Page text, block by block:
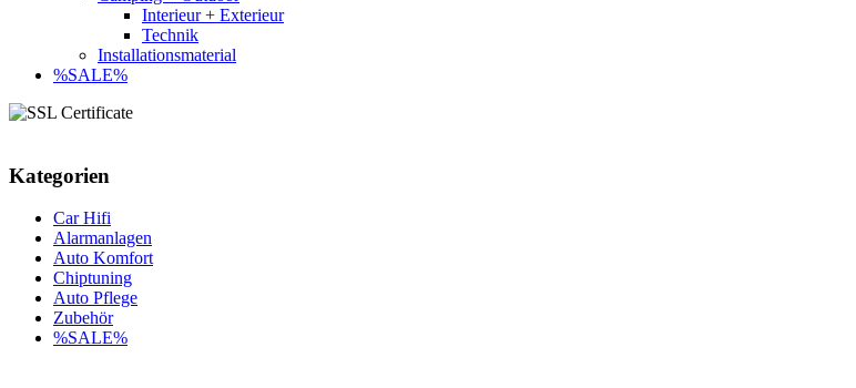
Interieur + Exterieur
Technik
Installationsmaterial
%SALE%
Kategorien
Car Hifi
Alarmanlagen
Auto Komfort
Chiptuning
Auto Pflege
Zubehör
%SALE%